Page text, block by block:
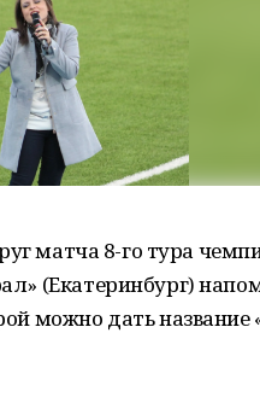
матча 8-го тура
(Екатеринбург)
можно дать